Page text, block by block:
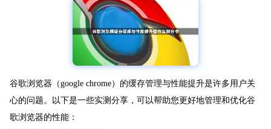
谷歌浏览器（google chrome）的缓存管理与性能提升是许多用户关
心的问题。以下是一些实测分享，可以帮助您更好地管理和优化谷
歌浏览器的性能：